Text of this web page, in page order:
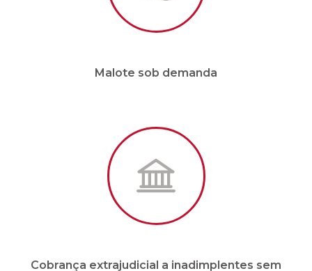
Malote sob demanda
Cobrança extrajudicial a inadimplentes sem